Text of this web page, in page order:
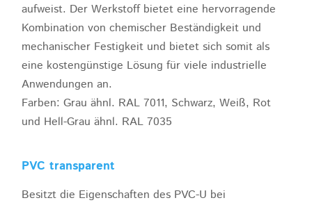
aufweist. Der Werkstoff bietet eine hervorragende
Kombination von chemischer Beständigkeit und
mechanischer Festigkeit und bietet sich somit als
eine kostengünstige Lösung für viele industrielle
Anwendungen an.
Farben: Grau ähnl. RAL 7011, Schwarz, Weiß, Rot
und Hell-Grau ähnl. RAL 7035
PVC transparent
Besitzt die Eigenschaften des PVC-U bei